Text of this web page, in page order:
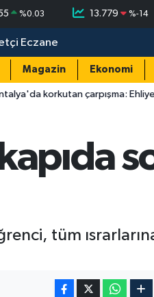
%0.03 13.779 %-14
Eczane
Magazin Ekonomi
çarpışma: Ehliyetsiz
tüm